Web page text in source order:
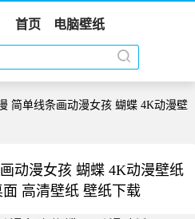
首页 电脑壁纸
简单线条画动漫女孩 蝴蝶 4K动漫壁
动漫女孩 蝴蝶 4K动漫壁纸
面 高清壁纸 壁纸下载